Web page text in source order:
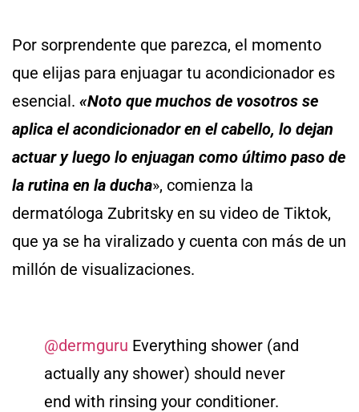
Por sorprendente que parezca, el momento
que elijas para enjuagar tu acondicionador es
esencial. «Noto que muchos de vosotros se
aplica el acondicionador en el cabello, lo dejan
actuar y luego lo enjuagan como último paso de
la rutina en la ducha», comienza la
dermatóloga Zubritsky en su video de Tiktok,
que ya se ha viralizado y cuenta con más de un
millón de visualizaciones.
@dermguru Everything shower (and
actually any shower) should never
end with rinsing your conditioner.